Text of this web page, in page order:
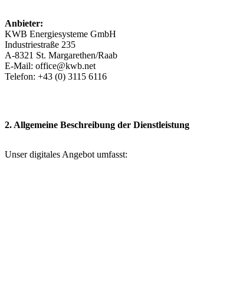
Anbieter:
KWB Energiesysteme GmbH
Industriestraße 235
A-8321 St. Margarethen/Raab
E-Mail: office@kwb.net
Telefon: +43 (0) 3115 6116
2. Allgemeine Beschreibung der Dienstleistung
Unser digitales Angebot umfasst: